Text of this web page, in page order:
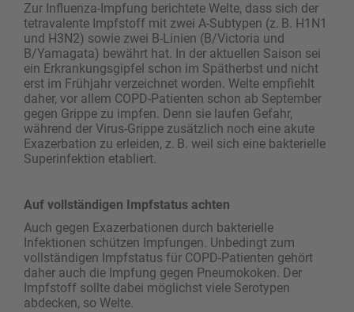
Zur Influenza-Impfung berichtete Welte, dass sich der
tetravalente Impfstoff mit zwei A-Subtypen (z. B. H1N1
und H3N2) sowie zwei B-Linien (B/Victoria und
B/Yamagata) bewährt hat. In der aktuellen Saison sei
ein Erkrankungsgipfel schon im Spätherbst und nicht
erst im Frühjahr verzeichnet worden. Welte empfiehlt
daher, vor allem COPD-Patienten schon ab September
gegen Grippe zu impfen. Denn sie laufen Gefahr,
während der Virus-Grippe zusätzlich noch eine akute
Exazerbation zu erleiden, z. B. weil sich eine bakterielle
Superinfektion etabliert.
Auf vollständigen Impfstatus achten
Auch gegen Exazerbationen durch bakterielle
Infektionen schützen Impfungen. Unbedingt zum
vollständigen Impfstatus für COPD-Patienten gehört
daher auch die Impfung gegen Pneumokoken. Der
Impfstoff sollte dabei möglichst viele Serotypen
abdecken, so Welte.